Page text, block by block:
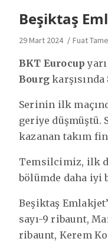
Beşiktaş
29 Mart 2024 Fuat
BKT Eurocup
Bourg
Serinin ilk
geriye düşmüştü.
kazanan takım
Temsilcimiz, ilk
bölümde daha iyi
Beşiktaş
sayı-9 ribaunt,
ribaunt, Kerem